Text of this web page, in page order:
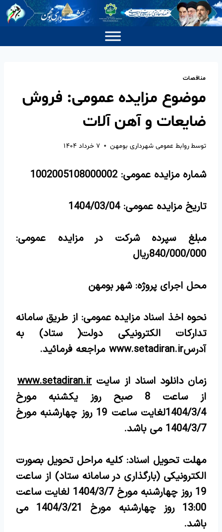
مناقصات
موضوع مزایده عمومی: فروش
ضایعات و آهن آلات
توسطروابط عمومی شهرداری بومهن ۷ خرداد ۱۴۰۴
شماره مزایده عمومی: 1002005108000002
تاریخ مزایده عمومی:1404/03/04
مبلغ سپرده شرکت در مزایده عمومی:
840/000/000ریال
محل اجرای پروژه: شهر بومهن
نحوه اخذ اسناد مزایده عمومی: از طریق سامانه
تدارکات الکترونیکی دولت( ستاد) به
آدرسwww.setadiran.ir مراجعه فرمائید.
زمان دانلود اسناد از سایتwww.setadiran.ir
از ساعت 8 صبح روز یکشنبه مورخ
1404/3/4لغایت ساعت 19 روز چهارشنبه مورخ
1404/3/7 می باشد.
مهلت تحویل اسناد: کلیه مراحل تحویل بصورت
الکترونیکی (بارگذاری در سامانه ستاد) از ساعت
19 روز چهارشنبه مورخ 1404/3/7 لغایت ساعت
13:00 روز چهارشنبه مورخ 1404/3/21 می
باشد.